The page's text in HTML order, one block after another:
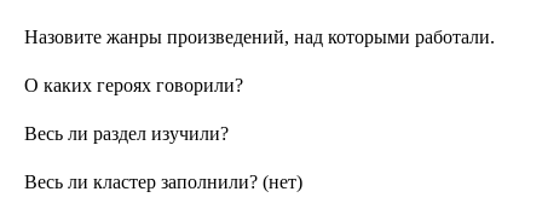
Назовите жанры произведений, над которыми работали.
О каких героях говорили?
Весь ли раздел изучили?
Весь ли кластер заполнили? (нет)